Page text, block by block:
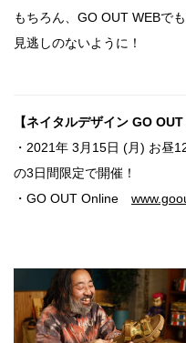
もちろん、GO OUT WEBで
見逃しのないように！
【ネイタルデザイン GO
・2021年 3月15日 (月) お昼
の3日間限定で開催！
・GO OUT Online